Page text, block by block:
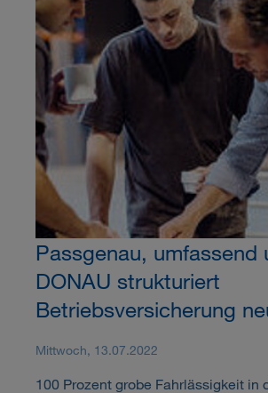
Passgenau, umfassend
DONAU strukturiert
Betriebsversicherung
Mittwoch, 13.07.2022
100 Prozent grobe Fahrlässigkeit in